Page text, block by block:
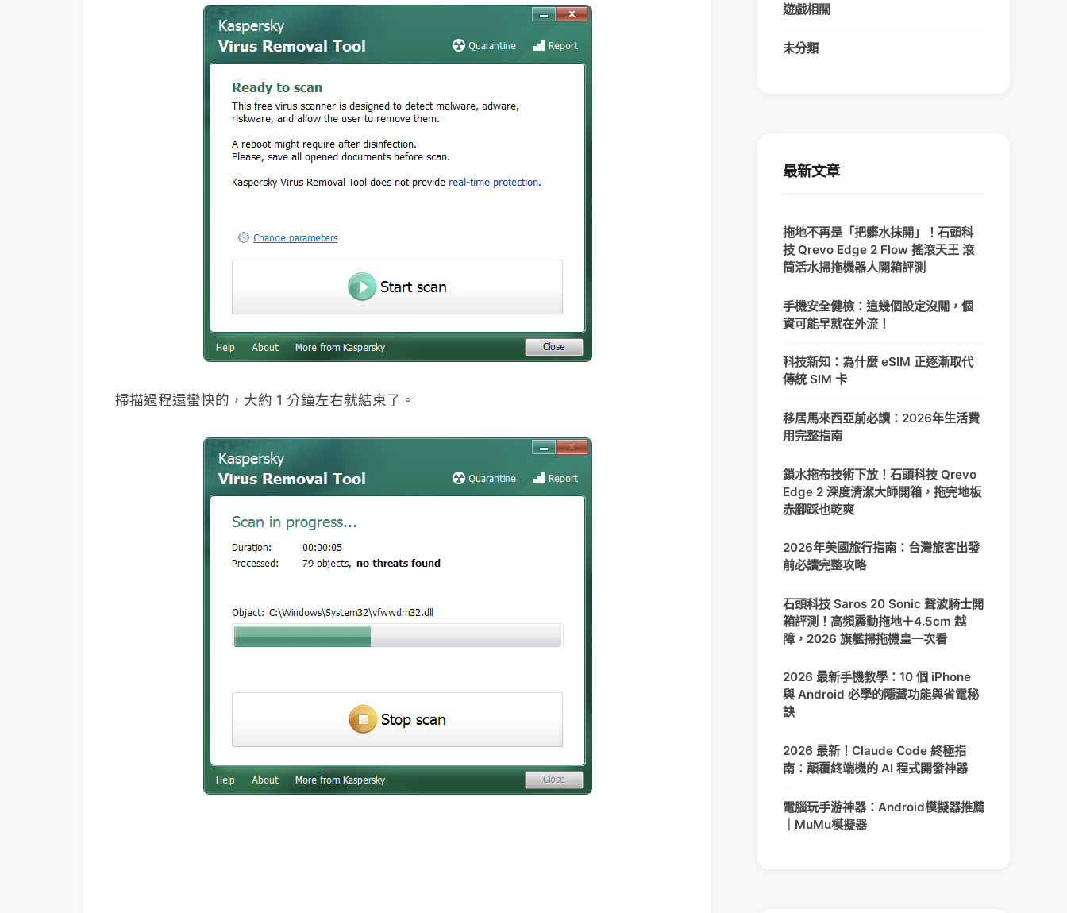
掃描過程還蠻快的，大約 1 分鐘左右就結束了。
遊戲相關
未分類
最新文章
拖地不再是「把髒水抹開」！石頭科
技 Qrevo Edge 2 Flow 搖滾天王 滾
筒活水掃拖機器人開箱評測
手機安全健檢：這幾個設定沒關，個
資可能早就在外流！
科技新知：為什麼 eSIM 正逐漸取代
傳統 SIM 卡
移居馬來西亞前必讀：2026年生活費
用完整指南
鎖水拖布技術下放！石頭科技 Qrevo
Edge 2 深度清潔大師開箱，拖完地板
赤腳踩也乾爽
2026年美國旅行指南：台灣旅客出發
前必讀完整攻略
石頭科技 Saros 20 Sonic 聲波騎士開
箱評測！高頻震動拖地＋4.5cm 越
障，2026 旗艦掃拖機皇一次看
2026 最新手機教學：10 個 iPhone
與 Android 必學的隱藏功能與省電秘
訣
2026 最新！Claude Code 終極指
南：顛覆終端機的 AI 程式開發神器
電腦玩手游神器：Android模擬器推薦
｜MuMu模擬器